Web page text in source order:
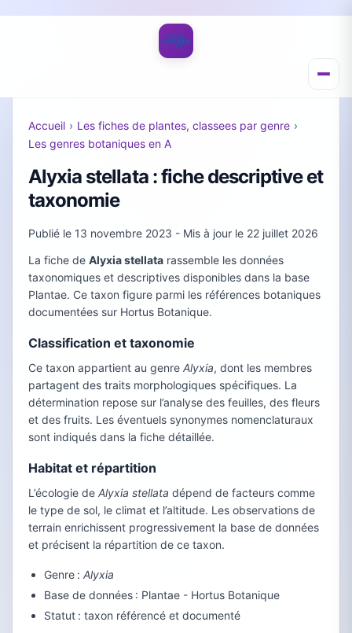
Accueil › Les fiches de plantes, classees par genre ›
Les genres botaniques en A
Alyxia stellata : fiche descriptive et
taxonomie
Publié le 13 novembre 2023 - Mis à jour le 22 juillet 2026
La fiche de Alyxia stellata rassemble les données
taxonomiques et descriptives disponibles dans la base
Plantae. Ce taxon figure parmi les références botaniques
documentées sur Hortus Botanique.
Classification et taxonomie
Ce taxon appartient au genre Alyxia, dont les membres
partagent des traits morphologiques spécifiques. La
détermination repose sur l’analyse des feuilles, des fleurs
et des fruits. Les éventuels synonymes nomenclaturaux
sont indiqués dans la fiche détaillée.
Habitat et répartition
L’écologie de Alyxia stellata dépend de facteurs comme
le type de sol, le climat et l’altitude. Les observations de
terrain enrichissent progressivement la base de données
et précisent la répartition de ce taxon.
Genre : Alyxia
Base de données : Plantae - Hortus Botanique
Statut : taxon référencé et documenté